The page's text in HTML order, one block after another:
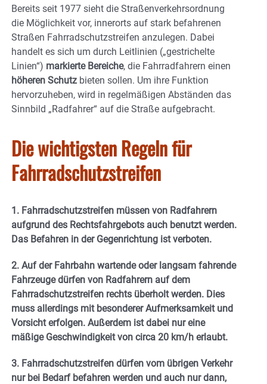
Bereits seit 1977 sieht die Straßenverkehrsordnung
die Möglichkeit vor, innerorts auf stark befahrenen
Straßen Fahrradschutzstreifen anzulegen. Dabei
handelt es sich um durch Leitlinien („gestrichelte
Linien“) markierte Bereiche, die Fahrradfahrern einen
höheren Schutz bieten sollen. Um ihre Funktion
hervorzuheben, wird in regelmäßigen Abständen das
Sinnbild „Radfahrer“ auf die Straße aufgebracht.
Die wichtigsten Regeln für
Fahrradschutzstreifen
1. Fahrradschutzstreifen müssen von Radfahrern
aufgrund des Rechtsfahrgebots auch benutzt werden.
Das Befahren in der Gegenrichtung ist verboten.
2. Auf der Fahrbahn wartende oder langsam fahrende
Fahrzeuge dürfen von Radfahrern auf dem
Fahrradschutzstreifen rechts überholt werden. Dies
muss allerdings mit besonderer Aufmerksamkeit und
Vorsicht erfolgen. Außerdem ist dabei nur eine
mäßige Geschwindigkeit von circa 20 km/h erlaubt.
3. Fahrradschutzstreifen dürfen vom übrigen Verkehr
nur bei Bedarf befahren werden und auch nur dann,